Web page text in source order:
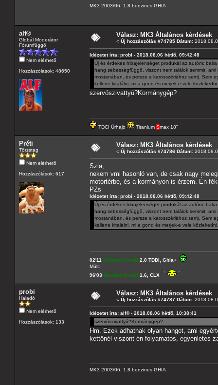
MK3 2003/06, 1.8 benzines GHIA
alf®
Globál Moderátor
Fórumfüggő
Nem elérhető
Hozzászólások: 48650
Válasz: MK3 Általános kérdések
« Új hozzászólás #74785 Dátum:
Idézetet írta: probi - 2018.08.06 hétfő, 09:42:48
Új és érdekes hibajelenséget produkál az autóm:
hang sebességfüggő, viszont nem találok semmit,
mostanában, és persze a karosszériához sem). Sem
kellene kitalálni, mi a gond és merjek-e vele
szervószivattyú?Kormánygép?
TDCI Űrhajó Titanium Smax 18"
Préti
Törzstag
Nem elérhető
Hozzászólások: 617
Válasz: MK3 Általános kérdések
« Új hozzászólás #74786 Dátum:
Szia,
nekem vmi hasonló van, de csak nagy
motortérbe, és a kormányon is érzem. Én
PZs
Idézetet írta: probi - 2018.08.06 hétfő, 09:42:48
Új és érdekes hibajelenséget produkál az autóm:
hang sebességfüggő, viszont nem találok semmit,
mostanában, és persze a karosszériához sem). Sem
kellene kitalálni, mi a gond és merjek-e vele
02'11 Mondeo Kombi 2.0 TDDI, Ghia+
Múlt:
96'03 Mondeo kombi 1.6, CLX
probi
Haladó
Nem elérhető
Hozzászólások: 133
Válasz: MK3 Általános kérdések
« Új hozzászólás #74787 Dátum:
Idézetet írta: alf® - 2018.08.06 hétfő, 10:38:41
szervószivattyú?Kormánygép?
Hm. Ezek adhatnak olyan hangot, ami
kettőnél viszont én folyamatos, egyenletes
MK3 2003/06, 1.8 benzines GHIA